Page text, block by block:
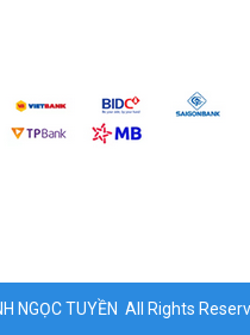
NGỌC TUYỀN All Rights